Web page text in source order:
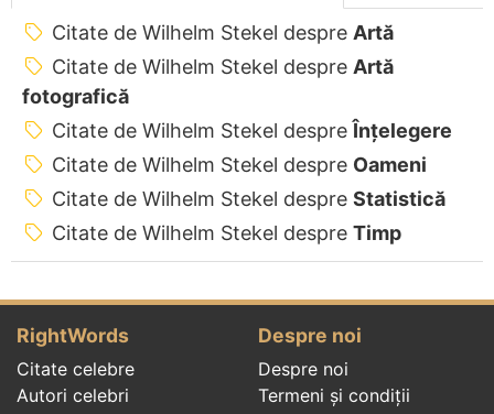
Citate de Wilhelm Stekel despre Artă
Citate de Wilhelm Stekel despre Artă
fotografică
Citate de Wilhelm Stekel despreÎnțelegere
Citate de Wilhelm Stekel despre Oameni
Citate de Wilhelm Stekel despre Statistică
Citate de Wilhelm Stekel despre Timp
RightWords
Citate celebre
Autori celebri
Despre noi
Despre noi
Termeni și condiții